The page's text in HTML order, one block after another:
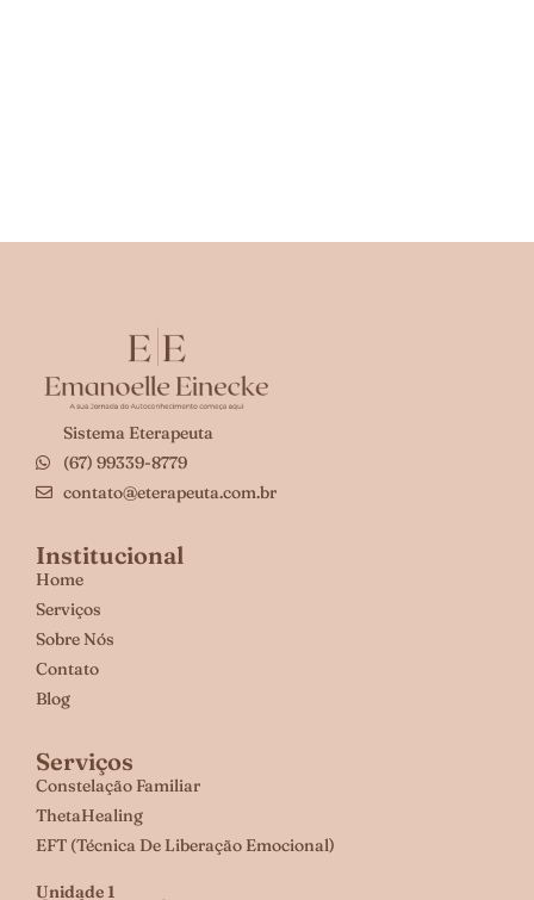
Sistema Eterapeuta
(67) 99339-8779
contato@eterapeuta.com.br
Institucional
Home
Serviços
Sobre Nós
Contato
Blog
Serviços
Constelação Familiar
ThetaHealing
EFT (Técnica De Liberação Emocional)
Unidade 1